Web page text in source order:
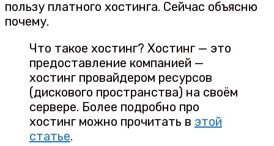
пользу платного хостинга. Сейчас объясню
почему.
Что такое хостинг? Хостинг — это
предоставление компанией —
хостинг провайдером ресурсов
(дискового пространства) на своём
сервере. Более подробно про
хостинг можно прочитать в этой
статье.